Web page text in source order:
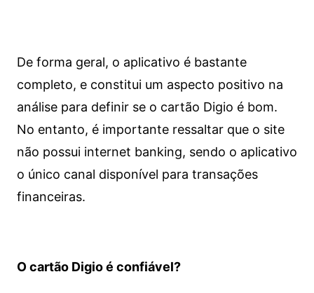
De forma geral, o aplicativo é bastante
completo, e constitui um aspecto positivo na
análise para definir se o cartão Digio é bom.
No entanto, é importante ressaltar que o site
não possui internet banking, sendo o aplicativo
o único canal disponível para transações
financeiras.
O cartão Digio é confiável?